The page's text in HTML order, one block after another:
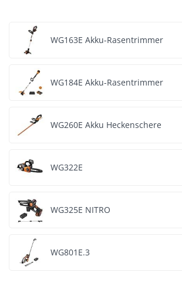
WG163E Akku-Rasentrimmer
WG184E Akku-Rasentrimmer
WG260E Akku Heckenschere
WG322E
WG325E NITRO
WG801E.3